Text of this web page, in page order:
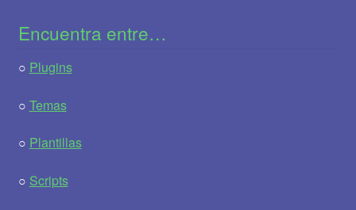
Encuentra entre…
○ Plugins
○ Temas
○ Plantillas
○ Scripts